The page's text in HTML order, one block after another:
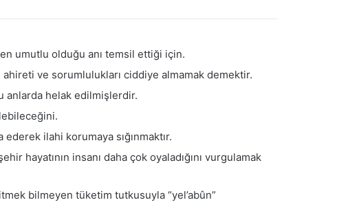
umutlu olduğu anı temsil ettiği için.
ve sorumlulukları ciddiye almamak demektir.
anlarda helak edilmişlerdir.
ilahi korumaya sığınmaktır.
hayatının insanı daha çok oyaladığını vurgulamak
bilmeyen tüketim tutkusuyla “yel’abûn”